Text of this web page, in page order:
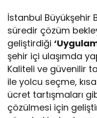
İstanbul Büyükşehir
süredir çözüm
geliştirdiği
şehir içi ulaşımda
Kaliteli ve güvenilir
ile yolcu seçme,
ücret tartışmaları
çözülmesi için